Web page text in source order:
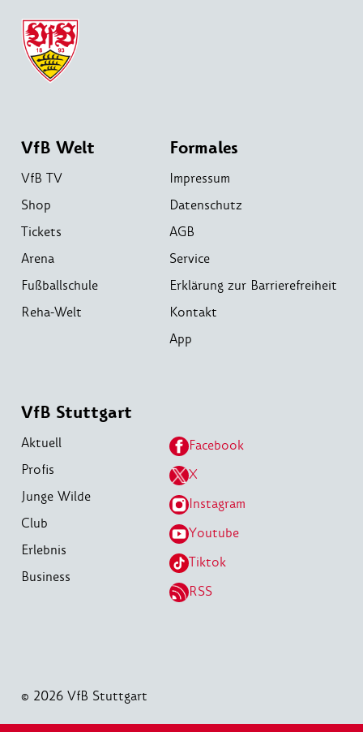
VfB Welt
VfB TV
Shop
Tickets
Arena
Fußballschule
Reha-Welt
Formales
Impressum
Datenschutz
AGB
Service
Erklärung zur Barrierefreiheit
Kontakt
App
VfB Stuttgart
Aktuell
Profis
Junge Wilde
Club
Erlebnis
Business
Facebook
X
Instagram
Youtube
Tiktok
RSS
© 2026 VfB Stuttgart